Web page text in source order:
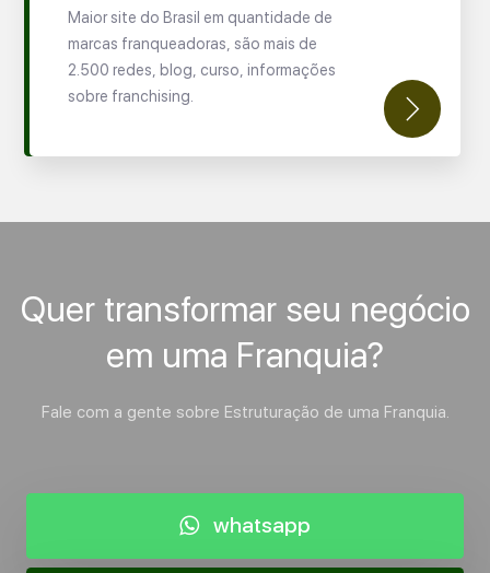
Maior site do Brasil em quantidade de
marcas franqueadoras, são mais de
2.500 redes, blog, curso, informações
sobre franchising.
Quer transformar seu negócio
em uma Franquia?
Fale com a gente sobre Estruturação de uma Franquia.
whatsapp